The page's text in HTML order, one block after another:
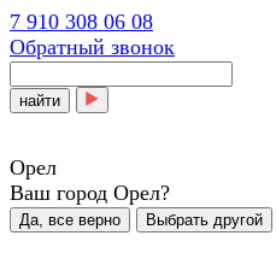
7 910 308 06 08
Обратный звонок
найти
Орел
Ваш город Орел?
Да, все верно Выбрать другой